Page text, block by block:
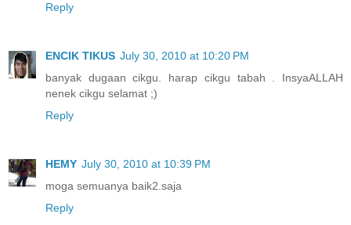
Reply
ENCIK TIKUS July 30, 2010 at 10:20 PM
banyak dugaan cikgu. harap cikgu tabah . InsyaALLAH
nenek cikgu selamat ;)
Reply
HEMY July 30, 2010 at 10:39 PM
moga semuanya baik2.saja
Reply